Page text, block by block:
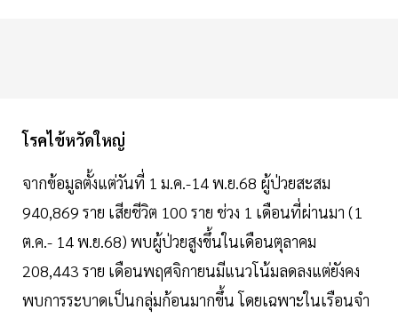
โรคไข้หวัดใหญ่
จากข้อมูลตั้งแต่วันที่ 1 ม.ค.-14 พ.ย.68 ผู้ป่วยสะสม
940,869 ราย เสียชีวิต 100 ราย ช่วง 1 เดือนที่ผ่านมา (1
ต.ค.- 14 พ.ย.68) พบผู้ป่วยสูงขึ้นในเดือนตุลาคม
208,443 ราย เดือนพฤศจิกายนมีแนวโน้มลดลงแต่ยังคง
พบการระบาดเป็นกลุ่มก้อนมากขึ้น โดยเฉพาะในเรือนจำ